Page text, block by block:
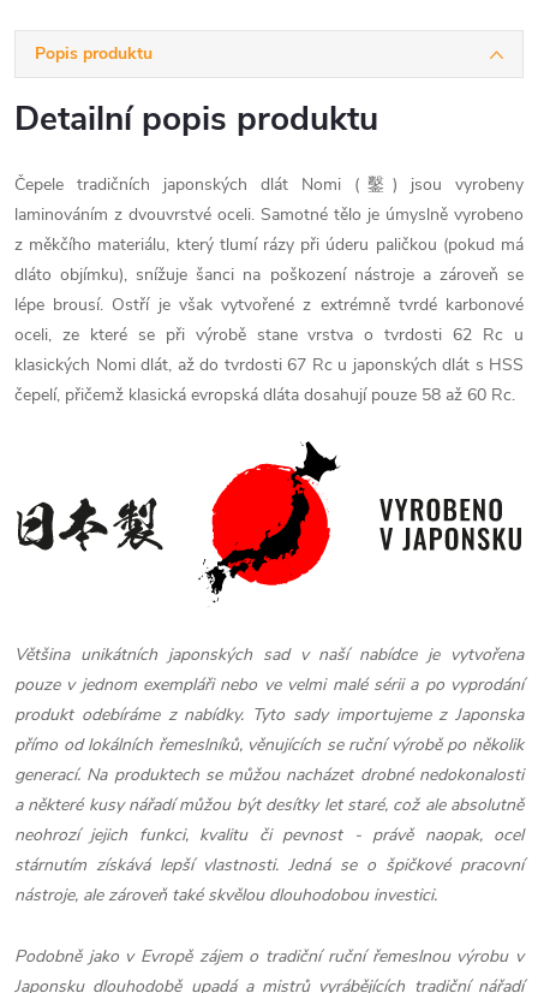
Popis produktu
Detailní popis produktu
Čepele tradičních japonských dlát Nomi (鑿) jsou vyrobeny
laminováním z dvouvrstvé oceli. Samotné tělo je úmyslně vyrobeno
z měkčího materiálu, který tlumí rázy při úderu paličkou (pokud má
dláto objímku), snížuje šanci na poškození nástroje a zároveň se
lépe brousí. Ostří je však vytvořené z extrémně tvrdé karbonové
oceli, ze které se při výrobě stane vrstva o tvrdosti 62 Rc u
klasických Nomi dlát, až do tvrdosti 67 Rc u japonských dlát s HSS
čepelí, přičemž klasická evropská dláta dosahují pouze 58 až 60 Rc.
Většina unikátních japonských sad v naší nabídce je vytvořena
pouze v jednom exempláři nebo ve velmi malé sérii a po vyprodání
produkt odebíráme z nabídky. Tyto sady importujeme z Japonska
přímo od lokálních řemeslníků, věnujících se ruční výrobě po několik
generací. Na produktech se můžou nacházet drobné nedokonalosti
a některé kusy nářadí můžou být desítky let staré, což ale absolutně
neohrozí jejich funkci, kvalitu či pevnost - právě naopak, ocel
stárnutím získává lepší vlastnosti. Jedná se o špičkové pracovní
nástroje, ale zároveň také skvělou dlouhodobou investici.
Podobně jako v Evropě zájem o tradiční ruční řemeslnou výrobu v
Japonsku dlouhodobě upadá a mistrů vyrábějících tradiční nářadí